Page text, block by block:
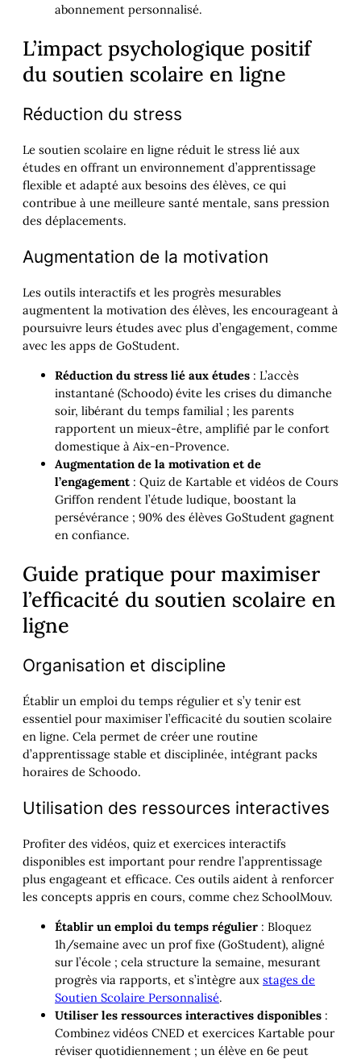
abonnement personnalisé.
L’impact psychologique positif
du soutien scolaire en ligne
Réduction du stress
Le soutien scolaire en ligne réduit le stress lié aux
études en offrant un environnement d’apprentissage
flexible et adapté aux besoins des élèves, ce qui
contribue à une meilleure santé mentale, sans pression
des déplacements.
Augmentation de la motivation
Les outils interactifs et les progrès mesurables
augmentent la motivation des élèves, les encourageant à
poursuivre leurs études avec plus d’engagement, comme
avec les apps de GoStudent.
Réduction du stress lié aux études : L’accès
instantané (Schoodo) évite les crises du dimanche
soir, libérant du temps familial ; les parents
rapportent un mieux-être, amplifié par le confort
domestique à Aix-en-Provence.
Augmentation de la motivation et de
l’engagement : Quiz de Kartable et vidéos de Cours
Griffon rendent l’étude ludique, boostant la
persévérance ; 90% des élèves GoStudent gagnent
en confiance.
Guide pratique pour maximiser
l’efficacité du soutien scolaire en
ligne
Organisation et discipline
Établir un emploi du temps régulier et s’y tenir est
essentiel pour maximiser l’efficacité du soutien scolaire
en ligne. Cela permet de créer une routine
d’apprentissage stable et disciplinée, intégrant packs
horaires de Schoodo.
Utilisation des ressources interactives
Profiter des vidéos, quiz et exercices interactifs
disponibles est important pour rendre l’apprentissage
plus engageant et efficace. Ces outils aident à renforcer
les concepts appris en cours, comme chez SchoolMouv.
Établir un emploi du temps régulier : Bloquez
1h/semaine avec un prof fixe (GoStudent), aligné
sur l’école ; cela structure la semaine, mesurant
progrès via rapports, et s’intègre aux stages de
Soutien Scolaire Personnalisé.
Utiliser les ressources interactives disponibles :
Combinez vidéos CNED et exercices Kartable pour
réviser quotidiennement ; un élève en 6e peut